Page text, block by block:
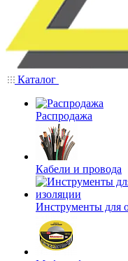
Каталог
Распродажа
Кабели и провода
Инструменты для